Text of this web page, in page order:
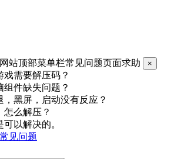
站顶部菜单栏常见问题页面求助 ×
戏需要解压码？
组件缺失问题？
黑屏，启动没有反应？
怎么解压？
以解决的。
常见问题